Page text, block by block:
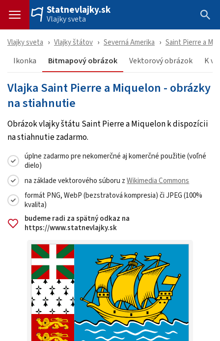
Statnevlajky.sk
Vlajky sveta
Vlajky sveta Vlajky štátov Severná Amerika Saint Pierre a
Ikonka Bitmapový obrázok Vektorový obrázok K
Vlajka Saint Pierre a Miquelon - obrázky
na stiahnutie
Obrázok vlajky štátu Saint Pierre a Miquelon k dispozícii
na stiahnutie zadarmo.
úplne zadarmo pre nekomerčné aj komerčné použitie (voľné
dielo)
na základe vektorového súboru zWikimedia Commons
formát PNG, WebP (bezstratová kompresia) či JPEG (100%
kvalita)
budeme radi za spätný odkaz na
https://www.statnevlajky.sk